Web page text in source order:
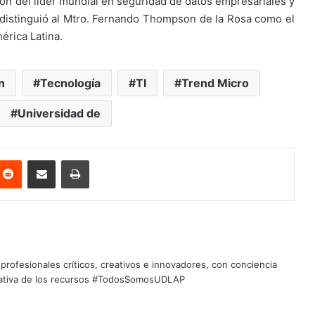
al Mtro. Fernando Thompson de la Rosa como el
Latina.
Tecnología TI Trend Micro
Universidad de
Reddit Share via Email Print
críticos, creativos e innovadores, con conciencia
de los recursos #TodosSomosUDLAP